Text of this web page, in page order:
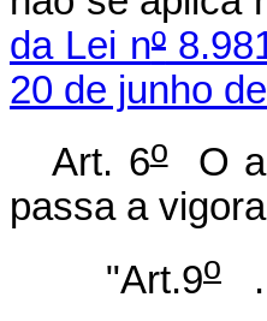
da Lei nº
20 de junho
Art. 6oO
passa a
"Art.9o